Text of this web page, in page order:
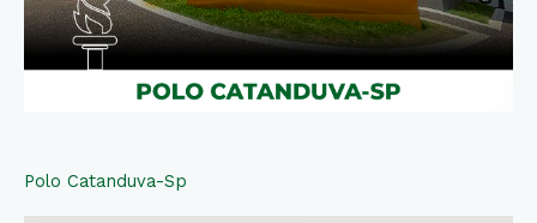
Polo Catanduva-Sp